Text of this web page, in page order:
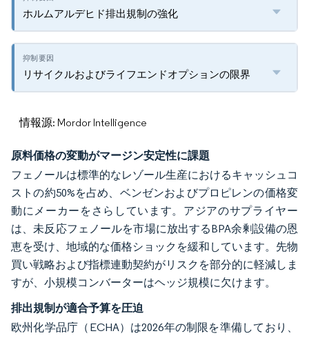
ホルムアルデヒド排出規制の強化
リサイクルおよびライフエンドオプションの限界
情報源: Mordor Intelligence
原料価格の変動がマージン安定性に課題
フェノールは標準的なレゾール生産におけるキャッシュコ
ストの約50%を占め、ベンゼンおよびプロピレンの価格変
動にメーカーをさらしています。アジアのサプライヤー
は、未反応フェノールを市場に放出するBPA余剰設備の恩
恵を受け、地域的な価格ショックを緩和しています。先物
買い戦略および指標連動契約がリスクを部分的に軽減しま
すが、小規模コンバーターはヘッジ規模に欠けます。
排出規制が適合予算を圧迫
欧州化学品庁（ECHA）は2026年の制限を準備しており、